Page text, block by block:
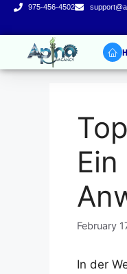
975-456-4502
February
In der